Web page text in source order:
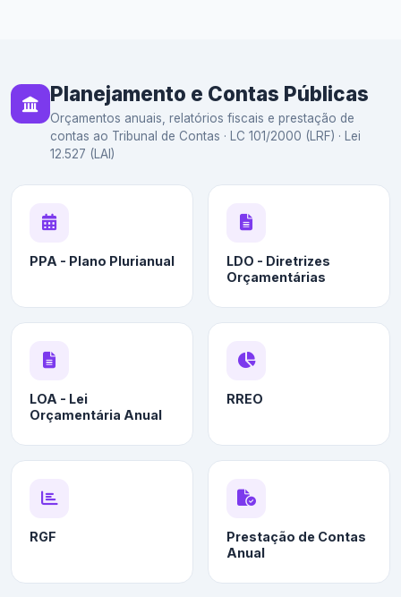
Planejamento e Contas Públicas
Orçamentos anuais, relatórios fiscais e prestação de
contas ao Tribunal de Contas · LC 101/2000 (LRF) · Lei
12.527 (LAI)
PPA - Plano Plurianual
LDO - Diretrizes
Orçamentárias
LOA - Lei
Orçamentária Anual
RREO
RGF
Prestação de Contas
Anual